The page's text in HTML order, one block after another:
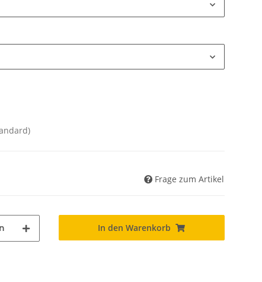
Frage zum Artikel
In den Warenkorb